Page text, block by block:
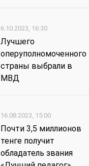
6.10.2023, 16:30
Лучшего
оперуполномоченного
страны выбрали в
МВД
16.08.2023, 15:00
Почти 3,5 миллионов
тенге получит
обладатель звания